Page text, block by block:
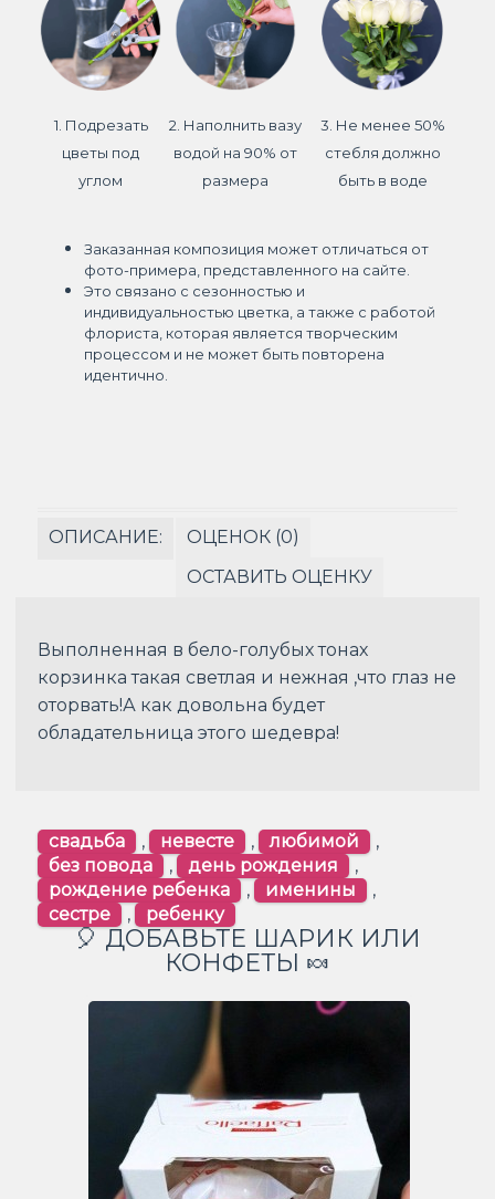
1. Подрезать
цветы под
углом
2. Наполнить вазу
водой на 90% от
размера
3. Не менее 50%
стебля должно
быть в воде
Заказанная композиция может отличаться от
фото-примера, представленного на сайте.
Это связано с сезонностью и
индивидуальностью цветка, а также с работой
флориста, которая является творческим
процессом и не может быть повторена
идентично.
ОПИСАНИЕ:
ОЦЕНОК (0)
ОСТАВИТЬ ОЦЕНКУ
Выполненная в бело-голубых тонах
корзинка такая светлая и нежная ,что глаз не
оторвать!А как довольна будет
обладательница этого шедевра!
свадьба , невесте , любимой
,
без повода
, день рождения
,
рождение ребенка
, именины
,
сестре
, ребенку
🎈 ДОБАВЬТЕ ШАРИК ИЛИ
КОНФЕТЫ 🍬